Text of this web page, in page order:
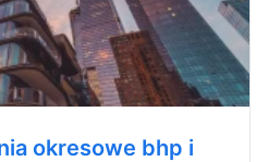
okresowe bhp i